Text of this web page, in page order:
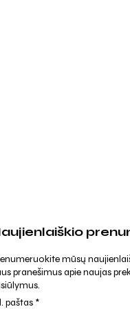
mūsų
pranešimus apie naujas
paštas